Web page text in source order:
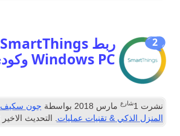
2
Windows PC وكودي
نشرت 1شارع مارس 2018 بواسطة جون سكيف
المنزل الذكي & تقنيات عمليات. التحديث الاخير